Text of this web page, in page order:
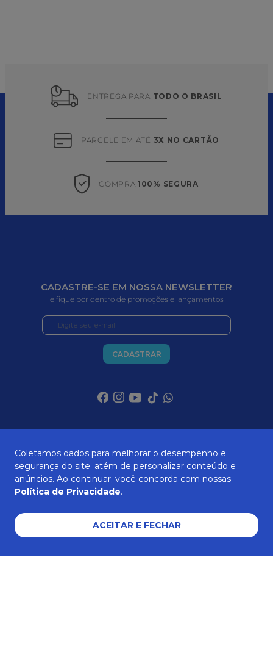
ENTREGA PARA TODO O BRASIL
PARCELE EM ATÉ 3X NO CARTÃO
COMPRA 100% SEGURA
CADASTRE-SE EM NOSSA NEWSLETTER
e fique por dentro de promoções e lançamentos
CADASTRAR
ATENDIMENTO
AJUDA E SUPORTE
Coletamos dados para melhorar o desempenho e
segurança do site, atém de personalizar conteúdo e
anúncios. Ao continuar, você concorda com nossas
Política de Privacidade.
ACEITAR E FECHAR